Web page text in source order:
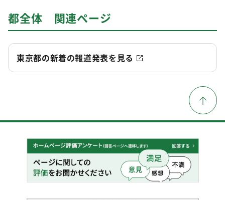
都全体 関連ページ
東京都の新着の報道発表を見る